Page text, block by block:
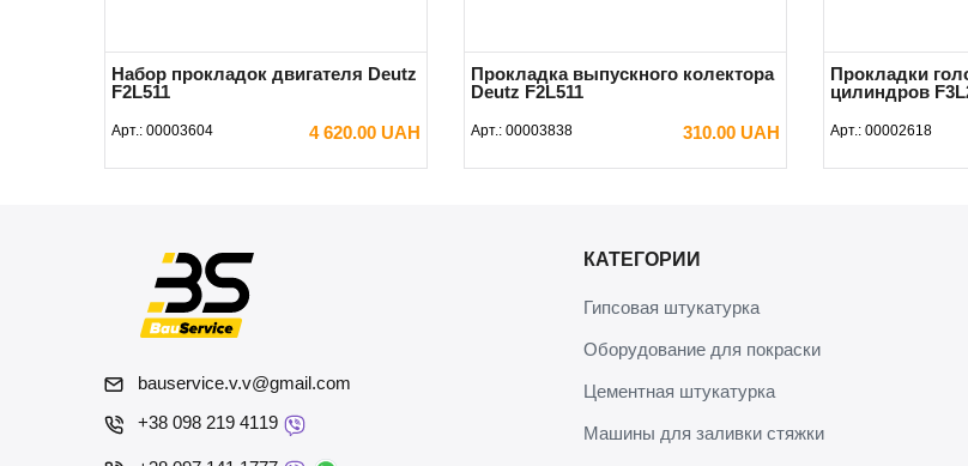
Набор прокладок двигателя Deutz
F2L511
Арт.: 00003604 4 620.00 UAH
В КОРЗИНУ
Прокладка выпускного колектора
Deutz F2L511
Арт.: 00003838 310.00 UAH
В КОРЗИНУ
Прокладки
цилиндров
Арт.: 00002618
В
bauservice.v.v@gmail.com
+38 098 219 4119
КАТЕГОРИИ
Гипсовая штукатурка
Оборудование для покраски
Цементная штукатурка
Машины для заливки стяжки